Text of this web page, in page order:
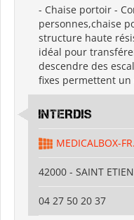
- Chaise portoir -
personnes,chaise
structure haute
idéal pour
descendre des
fixes permettent
INTERDIS
MEDICALBOX-
42000 - SAINT
04 27 50 20 37